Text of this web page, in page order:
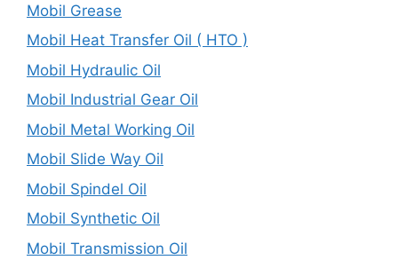
Mobil Grease
Mobil Heat Transfer Oil ( HTO )
Mobil Hydraulic Oil
Mobil Industrial Gear Oil
Mobil Metal Working Oil
Mobil Slide Way Oil
Mobil Spindel Oil
Mobil Synthetic Oil
Mobil Transmission Oil